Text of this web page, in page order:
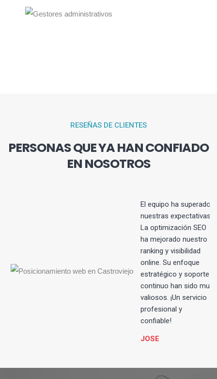
RESEÑAS DE CLIENTES
PERSONAS QUE YA HAN CONFIADO
EN NOSOTROS
El equipo ha superado
nuestras expectativas.
La optimización SEO
ha mejorado nuestro
ranking y visibilidad
online. Su enfoque
estratégico y soporte
continuo han sido muy
valiosos. ¡Un servicio
profesional y
confiable!
JOSE